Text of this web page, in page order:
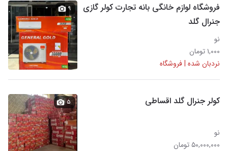
فروشگاه لوازم خانگی بانه تجارت کولر گازی
جنرال گلد
نو
۱,۰۰۰ تومان
نردبان شده | فروشگاه
۹
کولر جنرال گلد اقساطی
نو
۵۰,۰۰۰,۰۰۰ تومان
۵